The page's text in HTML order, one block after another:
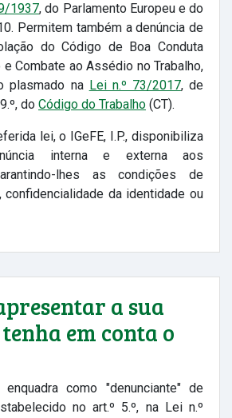
1937, do Parlamento Europeu e do
Permitem também a denúncia de
do Código de Boa Conduta
e Combate ao Assédio no Trabalho,
plasmado na Lei n.º 73/2017, de
do Código do Trabalho (CT).
lei, o IGeFE, I.P., disponibiliza
interna e externa aos
lhes as condições de
confidencialidade da identidade ou
a sua
em conta o
como "denunciante" de
no art.º 5.º, na Lei n.º